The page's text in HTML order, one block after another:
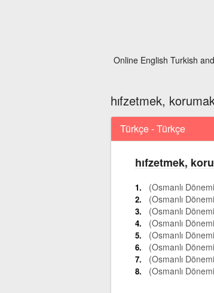
Online English Turkish
hıfzetmek,
Türkçe - Türkçe
hıfzetmek,
(Osmanlı
(Osmanlı
(Osmanlı
(Osmanlı
(Osmanlı
(Osmanlı
(Osmanlı
(Osmanlı